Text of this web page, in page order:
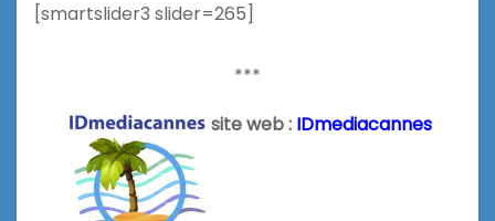
[smartslider3 slider=265]
***
site web : IDmediacannes